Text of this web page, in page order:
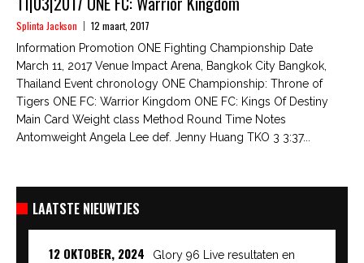
Splinta Jackson 12 maart, 2017
Information Promotion ONE Fighting Championship Date
March 11, 2017 Venue Impact Arena, Bangkok City Bangkok,
Thailand Event chronology ONE Championship: Throne of
Tigers ONE FC: Warrior Kingdom ONE FC: Kings Of Destiny
Main Card Weight class Method Round Time Notes
Antomweight Angela Lee def. Jenny Huang TKO 3 3:37...
LAATSTE NIEUWTJES
12 OKTOBER, 2024
Glory 96 Live resultaten en